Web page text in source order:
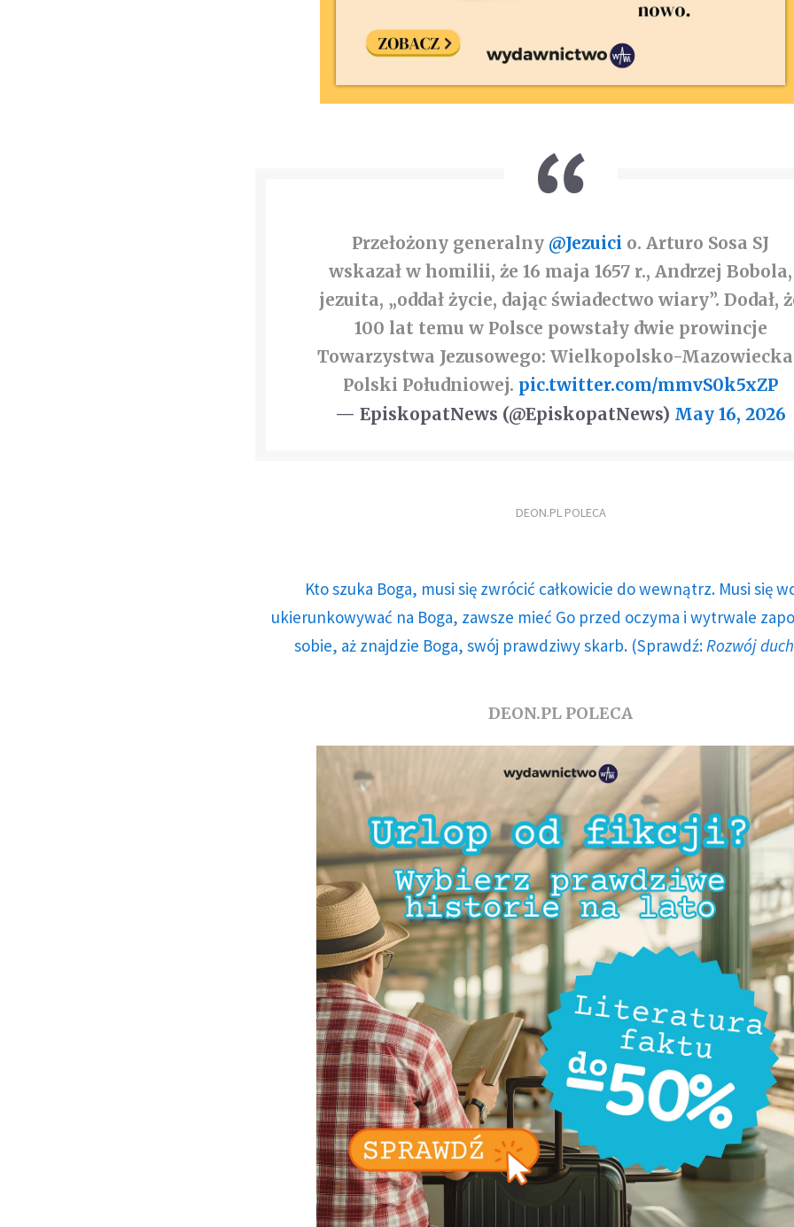
Przełożony generalny @Jezuici o. Arturo Sosa SJ
wskazał w homilii, że 16 maja 1657 r., Andrzej Bobola,
jezuita, „oddał życie, dając świadectwo wiary”. Dodał,
100 lat temu w Polsce powstały dwie prowincje
Towarzystwa Jezusowego: Wielkopolsko-
Polski Południowej. pic.twitter.com/mmvS0k5xZP
— EpiskopatNews (@EpiskopatNews) May 16, 2026
DEON.PL POLECA
Kto szuka Boga, musi się zwrócić całkowicie do wewnątrz. Musi się
ukierunkowywać na Boga, zawsze mieć Go przed oczyma i wytrwale
sobie, aż znajdzie Boga, swój prawdziwy skarb. (Sprawdź: Rozwój
DEON.PL POLECA